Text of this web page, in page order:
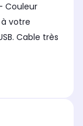
Couleur
votre
Cable très